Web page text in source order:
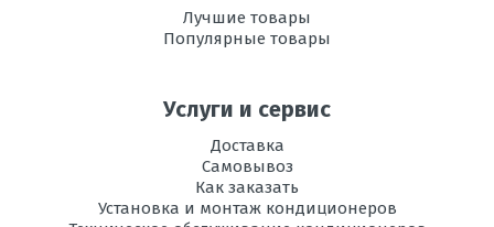
Лучшие товары
Популярные товары
Услуги и сервис
Доставка
Самовывоз
Как заказать
Установка и монтаж кондиционеров